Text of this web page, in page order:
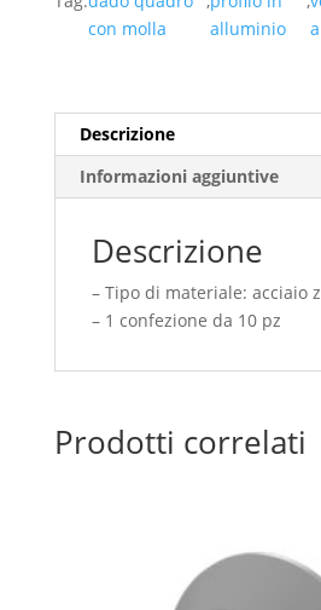
Cava
confezione
Euro/confezione
Inclusa)
quantità
con molla
alluminio
Descrizione
Informazioni aggiuntive
Descrizione
– Tipo di materiale: acciaio
– 1 confezione da 10 pz
Prodotti correlati